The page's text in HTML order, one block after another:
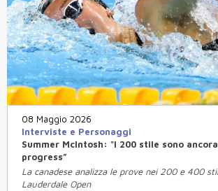
08 Maggio 2026
Interviste e Personaggi
Summer McIntosh: "I 200 stile sono
progress”
La canadese analizza le prove nei 200 e 400
Lauderdale Open